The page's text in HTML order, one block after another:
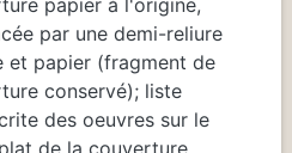
par une demi-reliure
et papier (fragment de
conservé); liste
des oeuvres sur le
de la couverture